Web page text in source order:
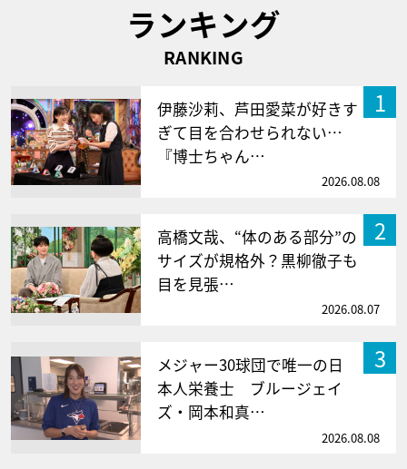
ランキング
RANKING
1
伊藤沙莉、芦田愛菜が好きす
ぎて目を合わせられない…
『博士ちゃん…
2026.08.08
2
高橋文哉、“体のある部分”の
サイズが規格外？黒柳徹子も
目を見張…
2026.08.07
3
メジャー30球団で唯一の日
本人栄養士 ブルージェイ
ズ・岡本和真…
2026.08.08